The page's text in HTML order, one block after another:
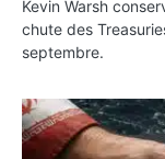
Kevin Warsh
chute des
septembre.
Ormuz : l’Iran